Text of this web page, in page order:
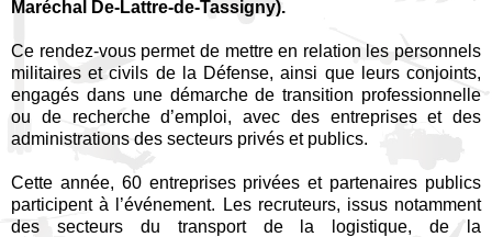
Maréchal De-Lattre-de-Tassigny).
Ce rendez-vous permet de mettre en relation les personnels
militaires et civils de la Défense, ainsi que leurs conjoints,
engagés dans une démarche de transition professionnelle
ou de recherche d’emploi, avec des entreprises et des
administrations des secteurs privés et publics.
Cette année, 60 entreprises privées et partenaires publics
participent à l’événement. Les recruteurs, issus notamment
des secteurs du transport de la logistique, de la